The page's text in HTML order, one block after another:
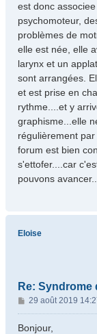
est donc
psychomoteur,
problèmes de
elle est née, elle
larynx et un
sont arrangées.
et est prise en
rythme....et y
graphisme...elle
régulièrement
forum est bien
s'ettofer....car
pouvons
Eloise
Re: Syndrome
M
e
s
29 août 2019
Bonjour,